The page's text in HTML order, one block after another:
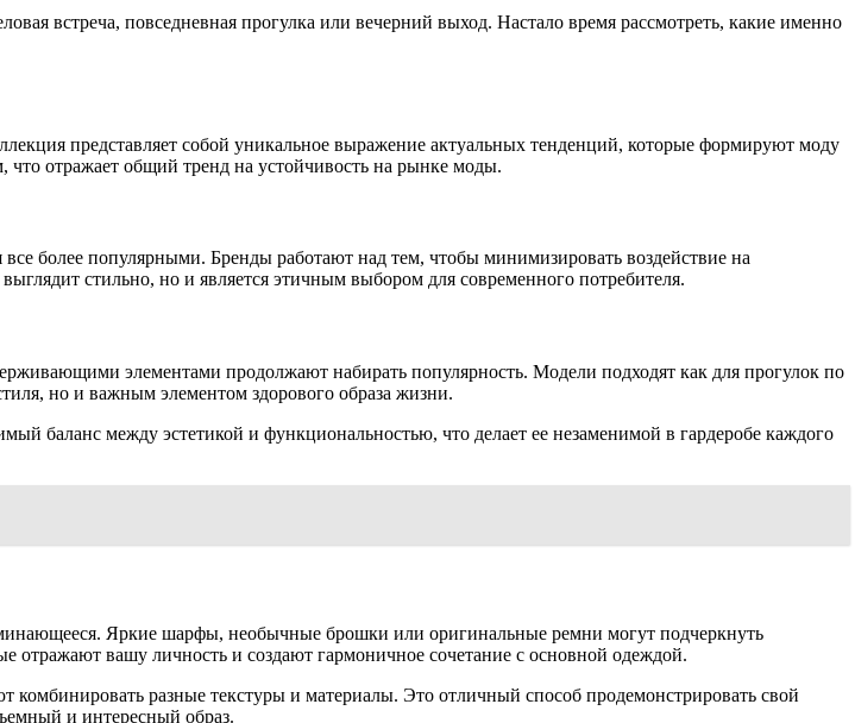
встреча, повседневная прогулка или вечерний выход. Настало время рассмотреть, какие именно
представляет собой уникальное выражение актуальных тенденций, которые формируют моду
что отражает общий тренд на устойчивость на рынке моды.
все более популярными. Бренды работают над тем, чтобы минимизировать воздействие на
стильно, но и является этичным выбором для современного потребителя.
элементами продолжают набирать популярность. Модели подходят как для прогулок по
но и важным элементом здорового образа жизни.
баланс между эстетикой и функциональностью, что делает ее незаменимой в гардеробе каждого
Яркие шарфы, необычные брошки или оригинальные ремни могут подчеркнуть
отражают вашу личность и создают гармоничное сочетание с основной одеждой.
разные текстуры и материалы. Это отличный способ продемонстрировать свой
и интересный образ.